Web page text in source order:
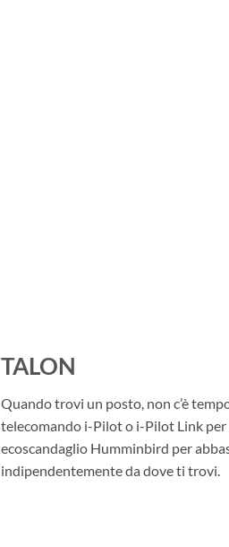
TALON
Quando trovi un posto, non c’è
telecomando i-Pilot o i-Pilot Link
ecoscandaglio Humminbird per
indipendentemente da dove ti trovi.